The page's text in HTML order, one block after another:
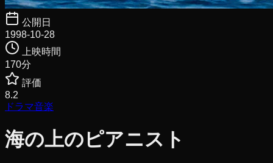
公開日
1998-10-28
上映時間
170分
評価
8.2
ドラマ音楽
海の上のピアニスト